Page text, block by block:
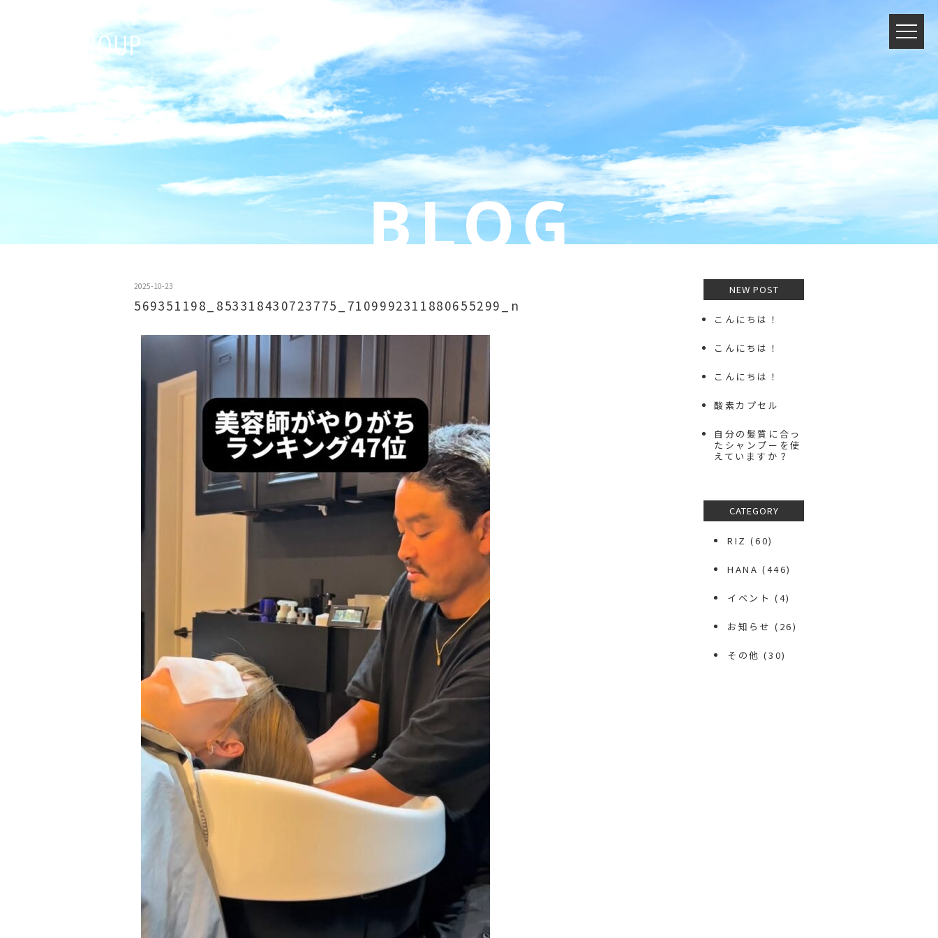
2025-10-23
569351198_853318430723775_7109992311880655299_n
NEW POST
こんにちは！
こんにちは！
こんにちは！
酸素カプセル
自分の髪質に合っ
たシャンプーを使
えていますか？
CATEGORY
RIZ (60)
HANA (446)
イベント (4)
お知らせ (26)
その他 (30)